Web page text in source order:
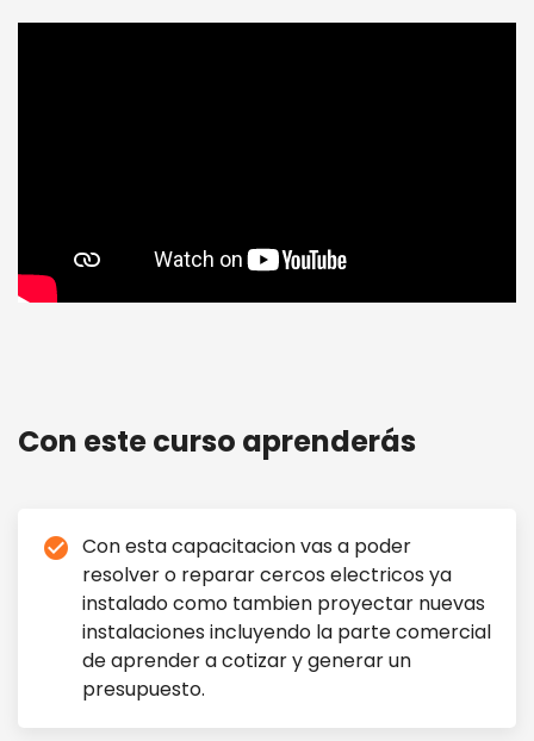
Con este curso aprenderás
check_circle Con esta capacitacion vas a poder
resolver o reparar cercos electricos ya
instalado como tambien proyectar nuevas
instalaciones incluyendo la parte comercial
de aprender a cotizar y generar un
presupuesto.